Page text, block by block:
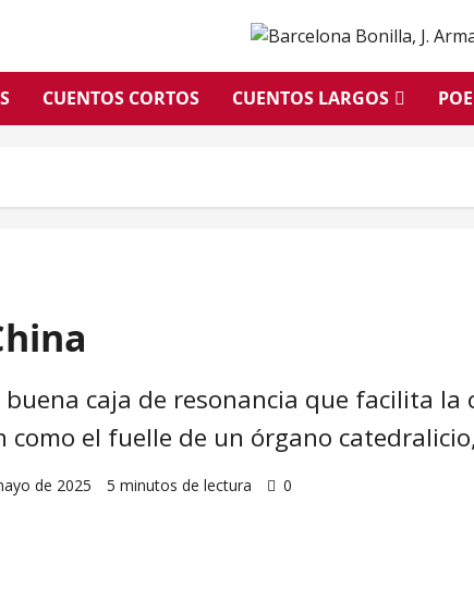
CUENTOS CORTOS CUENTOS LARGOS
caja de resonancia que facilita
como el fuelle de un órgano
de 2025 5 minutos de lectura 0